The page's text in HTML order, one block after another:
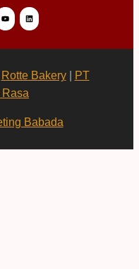
Rotte Bakery|
PT
Rasa
Babada